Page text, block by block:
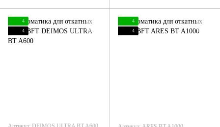
4
4
4
4